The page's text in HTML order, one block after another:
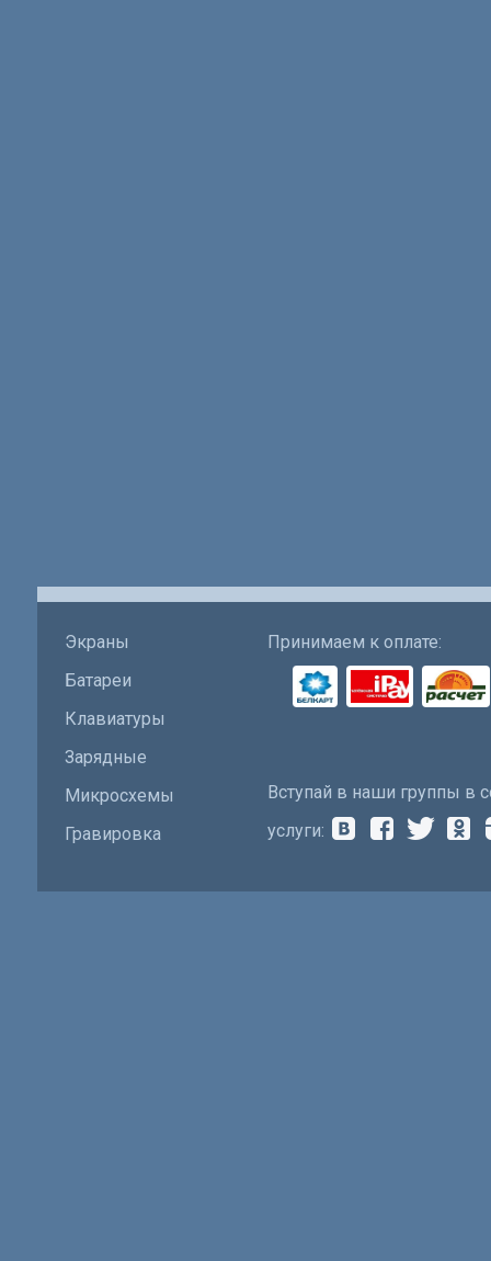
Экраны
Батареи
Клавиатуры
Зарядные
Микросхемы
Гравировка
Принимаем к оплате:
Вступай в наши группы в
услуги: